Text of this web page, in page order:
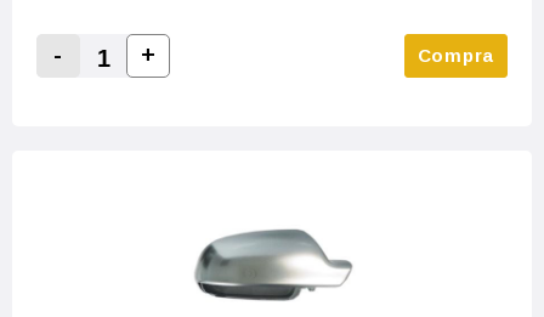
Decrease Quantity:
-
Increase Quantity:
+ Compra